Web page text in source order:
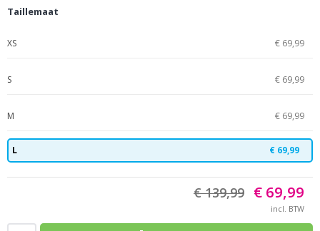
Taillemaat
XS € 69,99
S € 69,99
M € 69,99
L € 69,99
€ 139,99 € 69,99
incl. BTW